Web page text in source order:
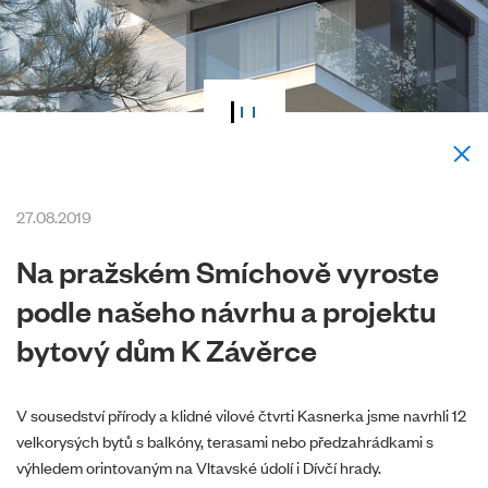
27.08.2019
Na pražském Smíchově vyroste
podle našeho návrhu a projektu
bytový dům K Závěrce
V sousedství přírody a klidné vilové čtvrti Kasnerka jsme navrhli 12
velkorysých bytů s balkóny, terasami nebo předzahrádkami s
výhledem orintovaným na Vltavské údolí i Dívčí hrady.